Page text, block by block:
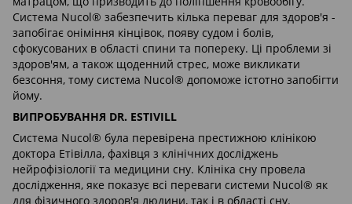
Система Nucol® забезпечить кілька переваг для здоров'я -
запобігає оніміння кінцівок, появу судом і болів,
сфокусованих в області спини та попереку. Ці проблеми зі
здоров'ям, а також щоденний стрес, може викликати
безсоння, тому система Nucol® допоможе істотно запобігти
йому.
ВИПРОБУВАННЯ DR. ESTIVILL
Система Nucol® була перевірена престижною клінікою
доктора Етівілла, фахівця з клінічних досліджень
нейрофізіології та медицини сну. Клініка сну провела
дослідження, яке показує всі переваги системи Nucol® як
для фізичного здоров'я людини, так і в області сну.